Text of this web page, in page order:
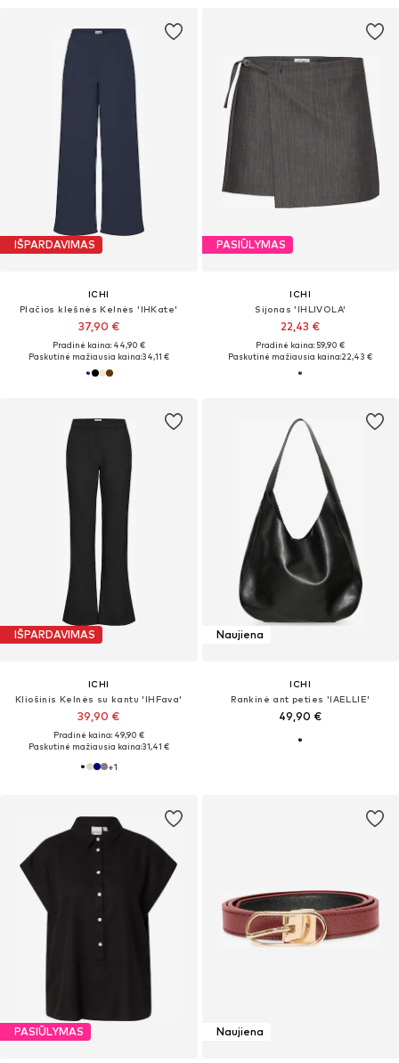
IŠPARDAVIMAS
ICHI
Plačios klešnės Kelnės 'IHKate'
37,90 €
Pradinė kaina: 44,90 €
Paskutinė mažiausia kaina:34,11 €
PASIŪLYMAS
ICHI
Sijonas 'IHLIVOLA'
22,43 €
Pradinė kaina: 59,90 €
Paskutinė mažiausia kaina:22,43 €
IŠPARDAVIMAS
ICHI
Kliošinis Kelnės su kantu 'IHFava'
39,90 €
Pradinė kaina: 49,90 €
Paskutinė mažiausia kaina:31,41 €
+1
Naujiena
ICHI
Rankinė ant peties 'IAELLIE'
49,90 €
PASIŪLYMAS Naujiena